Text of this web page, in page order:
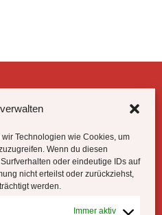
Technologien wie Cookies, um
Wenn du diesen
oder eindeutige IDs auf
nicht erteilst oder zurückziehst,
werden.
Immer aktiv
(EU)